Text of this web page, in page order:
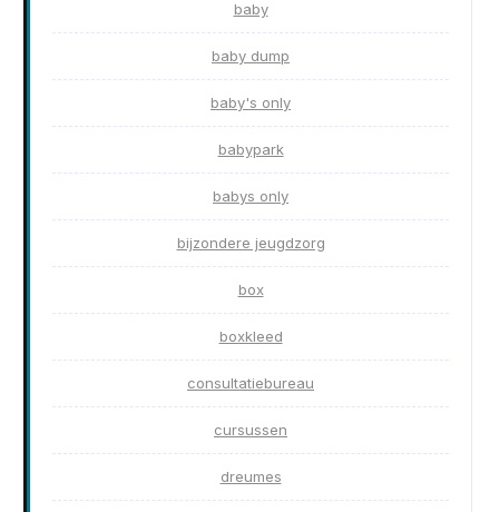
baby
baby dump
baby's only
babypark
babys only
bijzondere jeugdzorg
box
boxkleed
consultatiebureau
cursussen
dreumes